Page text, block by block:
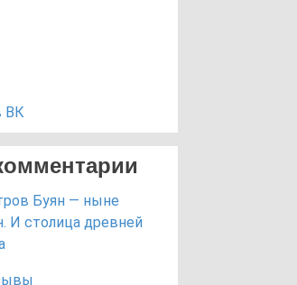
ВК
Буян — ныне
И столица древней